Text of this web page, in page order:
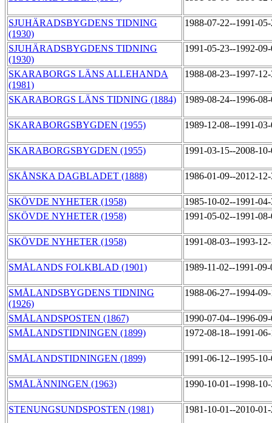
SJUHÄRADSBYGDENS TIDNING
(1930)
1988-07-22--1991-
SJUHÄRADSBYGDENS TIDNING
(1930)
1991-05-23--1992-
SKARABORGS LÄNS ALLEHANDA
(1981)
1988-08-23--1997-
SKARABORGS LÄNS TIDNING (1884) 1989-08-24--1996-
SKARABORGSBYGDEN (1955) 1989-12-08--1991-
SKARABORGSBYGDEN (1955) 1991-03-15--2008-
SKÅNSKA DAGBLADET (1888) 1986-01-09--2012-
SKÖVDE NYHETER (1958)
1985-10-02--1991-
SKÖVDE NYHETER (1958)
1991-05-02--1991-
SKÖVDE NYHETER (1958) 1991-08-03--1993-
SMÅLANDS FOLKBLAD (1901) 1989-11-02--1991-
SMÅLANDSBYGDENS TIDNING
(1926)
1988-06-27--1994-
SMÅLANDSPOSTEN (1867)
1990-07-04--1996-
SMÅLANDSTIDNINGEN (1899)
1972-08-18--1991-
SMÅLANDSTIDNINGEN (1899) 1991-06-12--1995-
SMÅLÄNNINGEN (1963) 1990-10-01--1998-
STENUNGSUNDSPOSTEN (1981) 1981-10-01--2010-